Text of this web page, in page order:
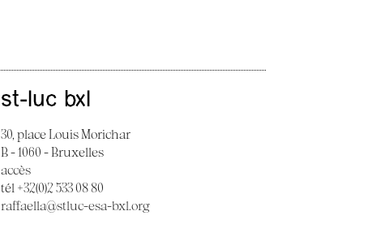
st-luc bxl
30, place Louis Morichar
B - 1060 - Bruxelles
accès
tél +32(0)2 533 08 80
raffaella@stluc-esa-bxl.org